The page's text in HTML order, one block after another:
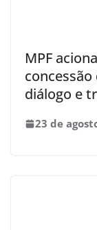
MPF
diálogo e
23 de